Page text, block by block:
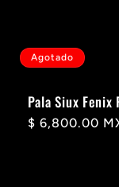
Agotado
Pala Siux
Precio
$ 6,800.00